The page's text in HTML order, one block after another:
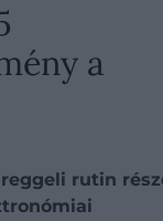
a
rutin